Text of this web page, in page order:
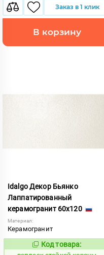
Заказ в 1 клик
В корзину
Idalgo Декор Бьянко
Лаппатированный
керамогранит 60x120
Материал:
Керамогранит
246663
Код товара: